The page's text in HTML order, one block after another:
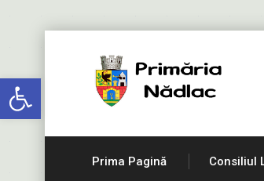
Deschide bara de unelte
Prima Pagină Consiliul